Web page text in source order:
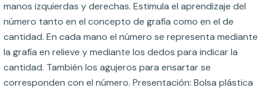
manos izquierdas y derechas. Estimula el aprendizaje del
número tanto en el concepto de grafía como en el de
cantidad. En cada mano el número se representa mediante
la grafía en relieve y mediante los dedos para indicar la
cantidad. También los agujeros para ensartar se
corresponden con el número. Presentación: Bolsa plástica